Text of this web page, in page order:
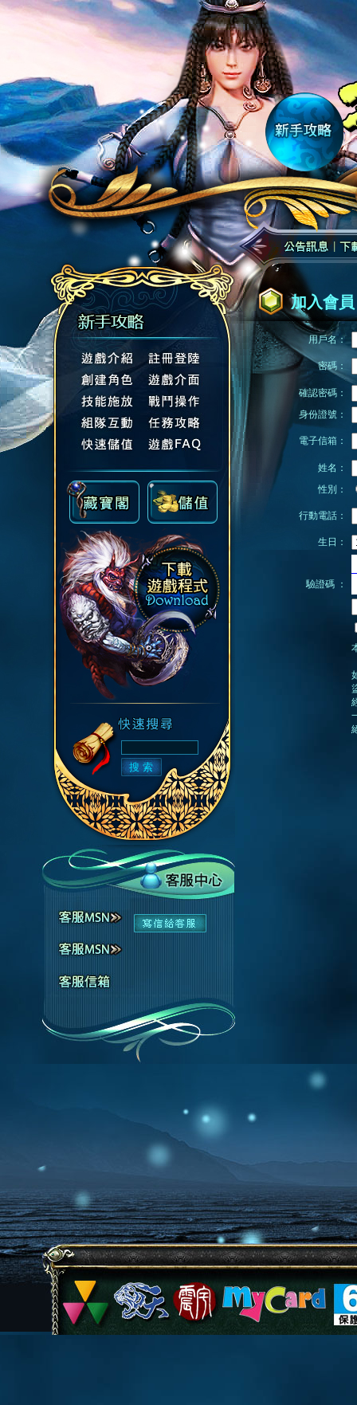
加入會員
用戶名：
密碼：
確認密碼：
身份證號：
電子信箱：
姓名：
性別：
行動電話：
生日：
驗證碼 ：